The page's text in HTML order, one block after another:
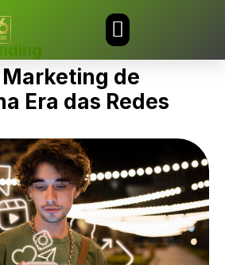
Marketing de
Era das Redes